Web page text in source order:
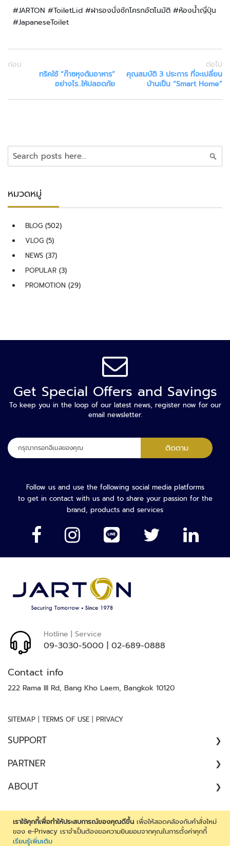
เราใช้คุกกี้เพื่อทำให้ประสบการณ์ของคุณดีขึ้น เพื่อให้สอดคล้องกับคำสั่งใหม่
ของ e-Privacy เราจำเป็นต้องขอความยินยอมจากคุณในการตั้งค่าคุกกี้
เรียนรู้เพิ่มเติม
ค
รื่
ง
อ๊
ก
เ
ร
ะ
บ
ต
ร
จ
คั
ก
ร
อ
พ
อั
จ
ย
ะ
อ
ดี้
เ
ก
า
ร
ร
ะ
ที่
อ
ร
ม้
กั้
น
#JARTON #ToiletLid #ฝารองนั่งชักโครกอัตโนมัติ #ห้องน้ำญี่ปุ่น
#JapaneseToilet
ก่อน
ทริคใช้ “ก๊าซหุงต้มอาหาร”
อย่างไร..ให้ปลอดภัย
ต่อไป
คุณสมบัติ 3 ประการ ที่จะเปลี่ยน
บ้านเป็น “Smart Home”
ค้นหา
หมวดหมู่
BLOG (502)
VLOG (5)
NEWS (37)
POPULAR (3)
PROMOTION (29)
Get Special Offers and Savings
To keep you in the loop of our latest news, register now for our
email newsletter.
ลง
ทะเบียน
จดหมาย
ข่าว
ติดตาม
Follow us and use the following social media platforms
to get in contact with us and to share your passion for the
brand, products and services
Hotline | Service
09-3030-5000 | 02-689-0888
Contact info
222 Rama III Rd, Bang Kho Laem, Bangkok 10120
SITEMAP | TERMS OF USE | PRIVACY
SUPPORT
COMPLAINT
SATISFACTION SURVEY
PARTNER
ARCHITECT
CONTRACTOR
DEALER
ENGINEER
ABOUT
CAREER
CONTACT US
Copyright 2026 by JARTON Group Company Limited. All
rights reserved. Reproduction in whole or in part without